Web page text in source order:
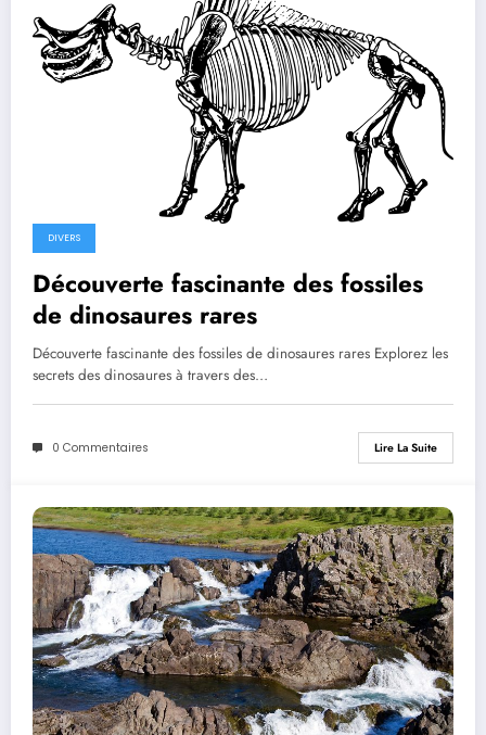
DIVERS
Découverte fascinante des fossiles
de dinosaures rares
Découverte fascinante des fossiles de dinosaures rares Explorez les
secrets des dinosaures à travers des…
0 Commentaires Lire La Suite